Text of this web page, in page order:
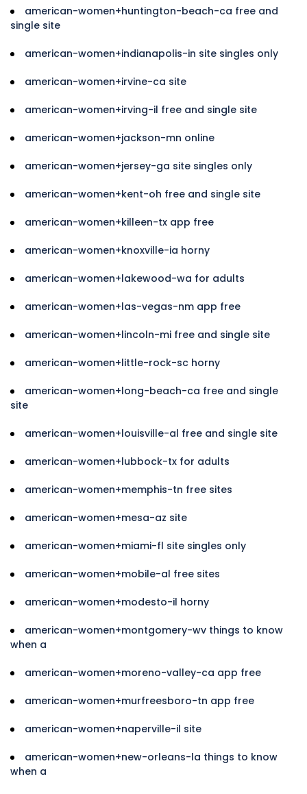
american-women+huntington-beach-ca free and
single site
american-women+indianapolis-in site singles only
american-women+irvine-ca site
american-women+irving-il free and single site
american-women+jackson-mn online
american-women+jersey-ga site singles only
american-women+kent-oh free and single site
american-women+killeen-tx app free
american-women+knoxville-ia horny
american-women+lakewood-wa for adults
american-women+las-vegas-nm app free
american-women+lincoln-mi free and single site
american-women+little-rock-sc horny
american-women+long-beach-ca free and single
site
american-women+louisville-al free and single site
american-women+lubbock-tx for adults
american-women+memphis-tn free sites
american-women+mesa-az site
american-women+miami-fl site singles only
american-women+mobile-al free sites
american-women+modesto-il horny
american-women+montgomery-wv things to know
when a
american-women+moreno-valley-ca app free
american-women+murfreesboro-tn app free
american-women+naperville-il site
american-women+new-orleans-la things to know
when a